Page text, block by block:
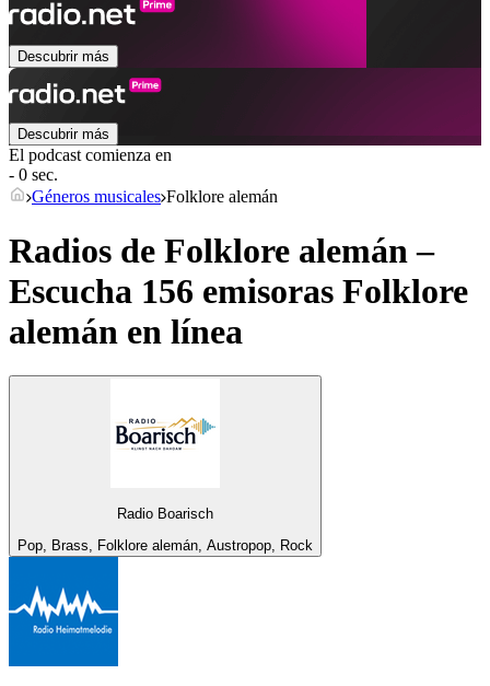
Descubrir más
Descubrir más
El podcast comienza en
- 0 sec.
Géneros musicales Folklore alemán
Radios de Folklore alemán –
Escucha 156 emisoras Folklore
alemán en línea
Radio Boarisch
Pop, Brass, Folklore alemán, Austropop, Rock